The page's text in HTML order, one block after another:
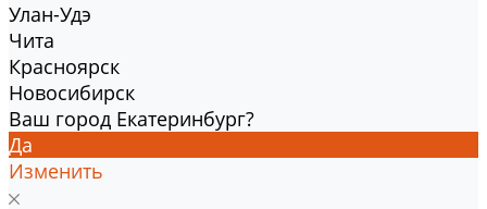
Улан-Удэ
Чита
Красноярск
Новосибирск
Ваш город Екатеринбург?
Да
Изменить